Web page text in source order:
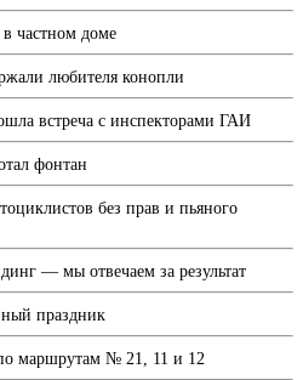
частном доме
любителя конопли
встреча с инспекторами ГАИ
фонтан
без прав и пьяного
— мы отвечаем за результат
праздник
маршрутам № 21, 11 и 12